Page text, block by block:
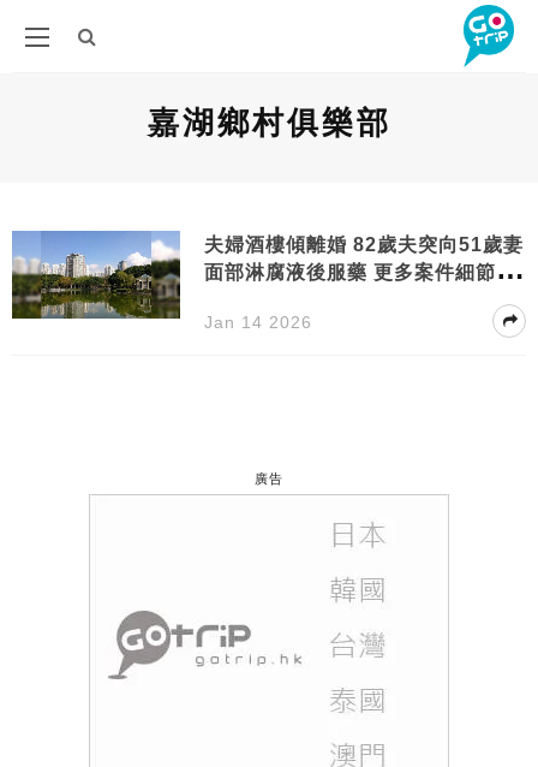
嘉湖鄉村俱樂部
夫婦酒樓傾離婚 82歲夫突向51歲妻
面部淋腐液後服藥 更多案件細節曝
Jan 14 2026
廣告